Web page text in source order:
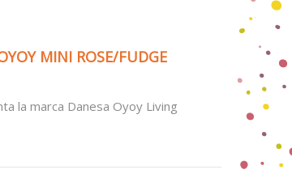
MINI ROSE/FUDGE
la marca Danesa Oyoy Living